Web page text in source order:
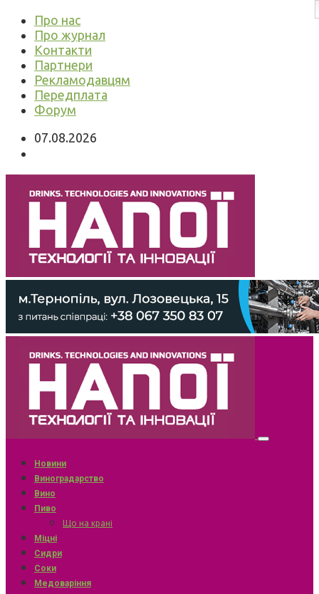
Про нас
Про журнал
Контакти
Партнери
Рекламодавцям
Передплата
Форум
07.08.2026
Новини
Виноградарство
Вино
Пиво
Що на крані
Міцні
Сидри
Соки
Медоваріння